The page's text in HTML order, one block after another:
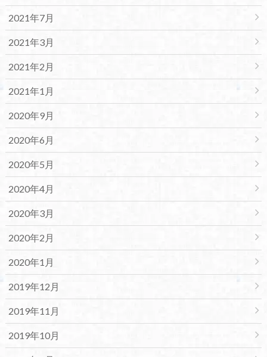
2021年7月
2021年3月
2021年2月
2021年1月
2020年9月
2020年6月
2020年5月
2020年4月
2020年3月
2020年2月
2020年1月
2019年12月
2019年11月
2019年10月